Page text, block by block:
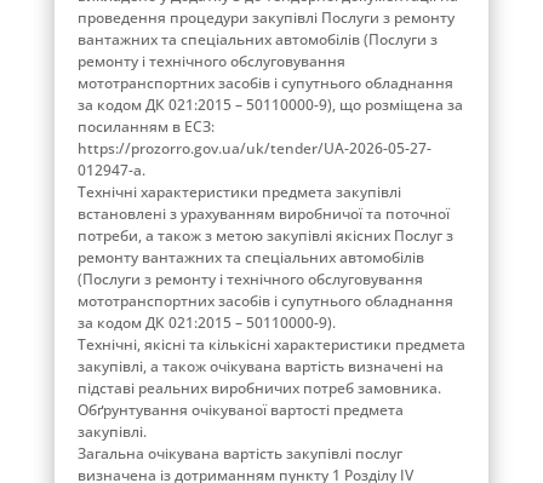
проведення процедури закупівлі Послуги з ремонту
вантажних та спеціальних автомобілів (Послуги з
ремонту і технічного обслуговування
мототранспортних засобів і супутнього обладнання
за кодом ДК 021:2015 – 50110000-9), що розміщена за
посиланням в ЕСЗ:
https://prozorro.gov.ua/uk/tender/UA-2026-05-27-
012947-a.
Технічні характеристики предмета закупівлі
встановлені з урахуванням виробничої та поточної
потреби, а також з метою закупівлі якісних Послуг з
ремонту вантажних та спеціальних автомобілів
(Послуги з ремонту і технічного обслуговування
мототранспортних засобів і супутнього обладнання
за кодом ДК 021:2015 – 50110000-9).
Технічні, якісні та кількісні характеристики предмета
закупівлі, а також очікувана вартість визначені на
підставі реальних виробничих потреб замовника.
Обґрунтування очікуваної вартості предмета
закупівлі.
Загальна очікувана вартість закупівлі послуг
визначена із дотриманням пункту 1 Розділу ІV